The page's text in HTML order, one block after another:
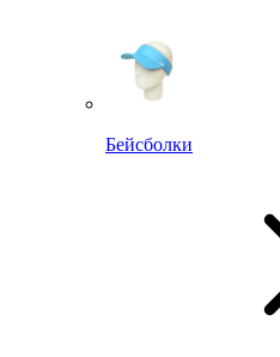
Бейсболки